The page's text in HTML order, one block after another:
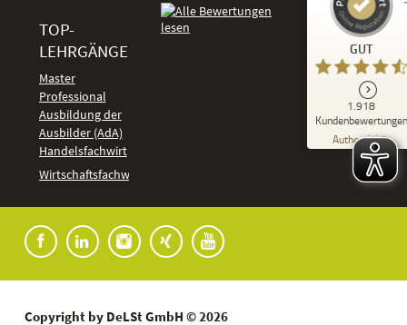
TOP-
LEHRGÄNGE
Master
Professional
Ausbildung der
Ausbilder (AdA)
Handelsfachwirt
Wirtschaftsfachwirt
GUT
1.918
Kundenbewertungen
Authentizität
Kundenbewertungen und Erfahrungen zu
DeLSt - Deutsches eLearning Studieninstitut
92
%
Empfehlungen auf
ProvenExpert.com
anderen Quellen
Copyright by DeLSt GmbH © 2026